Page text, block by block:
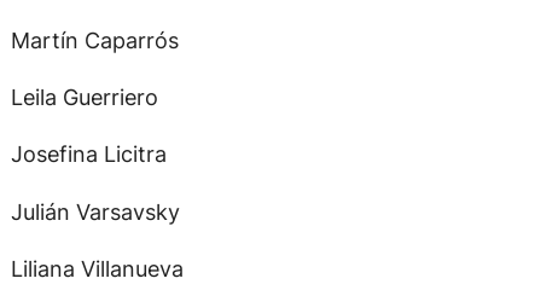
Martín Caparrós
Leila Guerriero
Josefina Licitra
Julián Varsavsky
Liliana Villanueva